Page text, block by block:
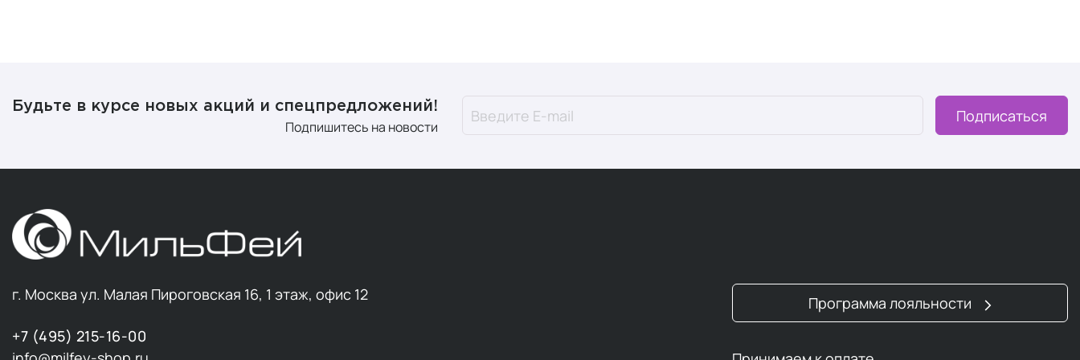
Будьте в курсе новых акций и спецпредложений!
Подпишитесь на новости
Подписаться
г. Москва ул. Малая Пироговская 16, 1 этаж, офис 12
+7 (495) 215-16-00
Программа лояльности